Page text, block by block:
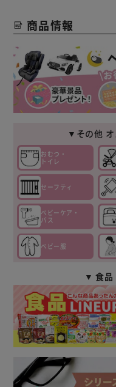
商品情報
▼その他
おむつ・
トイレ
セーフティ
ベビーケア・
バス
ベビー服
▼ 食品